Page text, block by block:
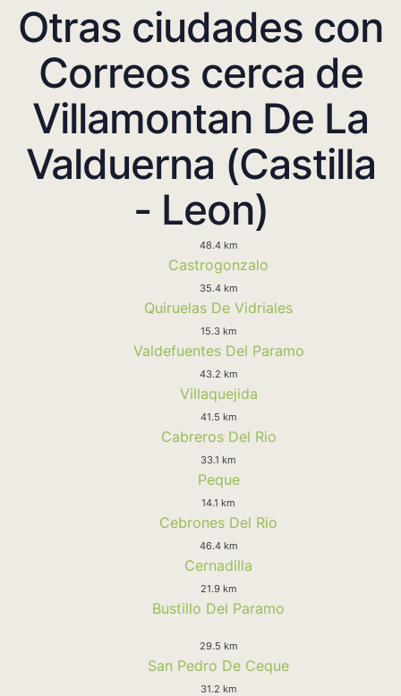
Otras ciudades con
Correos cerca de
Villamontan De La
Valduerna (Castilla
- Leon)
48.4 km
Castrogonzalo
35.4 km
Quiruelas De Vidriales
15.3 km
Valdefuentes Del Paramo
43.2 km
Villaquejida
41.5 km
Cabreros Del Rio
33.1 km
Peque
14.1 km
Cebrones Del Rio
46.4 km
Cernadilla
21.9 km
Bustillo Del Paramo
29.5 km
San Pedro De Ceque
31.2 km